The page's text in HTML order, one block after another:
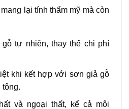
lại tính thẩm mỹ mà còn
tự nhiên, thay thế chi phí
khi kết hợp với sơn giả gỗ
tông.
và ngoại thất, kể cả môi